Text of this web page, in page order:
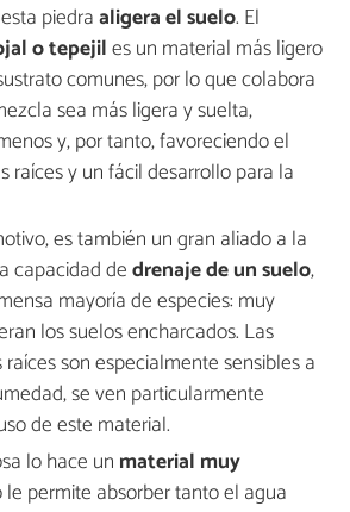
piedraaligera el suelo. El
o tepejiles un material más ligero
comunes, por lo que colabora
sea más ligera y suelta,
y, por tanto, favoreciendo el
raíces y un fácil desarrollo para la
es también un gran aliado a la
capacidad dedrenaje de un suelo,
mayoría de especies: muy
los suelos encharcados. Las
son especialmente sensibles a
se ven particularmente
de este material.
lo hace un material muy
le permite absorber tanto el agua